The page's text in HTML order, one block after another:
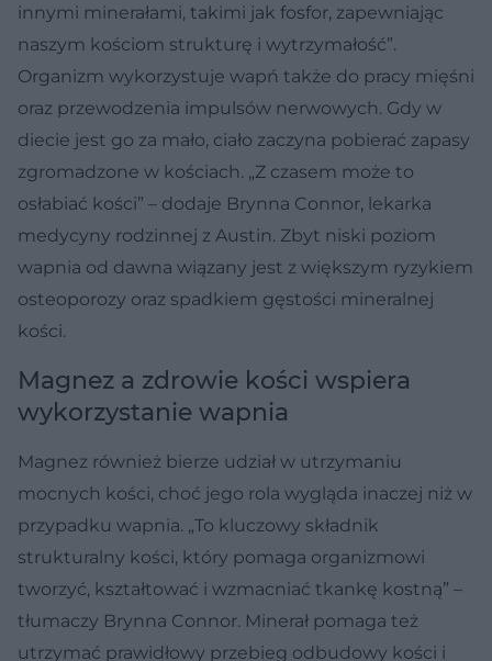
innymi minerałami, takimi jak fosfor, zapewniając
naszym kościom strukturę i wytrzymałość”.
Organizm wykorzystuje wapń także do pracy mięśni
oraz przewodzenia impulsów nerwowych. Gdy w
diecie jest go za mało, ciało zaczyna pobierać zapasy
zgromadzone w kościach. „Z czasem może to
osłabiać kości” – dodaje Brynna Connor, lekarka
medycyny rodzinnej z Austin. Zbyt niski poziom
wapnia od dawna wiązany jest z większym ryzykiem
osteoporozy oraz spadkiem gęstości mineralnej
kości.
Magnez a zdrowie kości wspiera
wykorzystanie wapnia
Magnez również bierze udział w utrzymaniu
mocnych kości, choć jego rola wygląda inaczej niż w
przypadku wapnia. „To kluczowy składnik
strukturalny kości, który pomaga organizmowi
tworzyć, kształtować i wzmacniać tkankę kostną” –
tłumaczy Brynna Connor. Minerał pomaga też
utrzymać prawidłowy przebieg odbudowy kości i